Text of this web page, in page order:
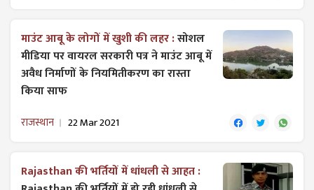
माउंट आबू के लोगों में खुशी की लहर :सोशल
मीडिया पर वायरल सरकारी पत्र ने माउंट आबू में
अवैध निर्माणों के नियमितीकरण का रास्ता
किया साफ
राजस्थान 22 Mar 2021
Rajasthan की भर्तियों में धांधली से आहत :